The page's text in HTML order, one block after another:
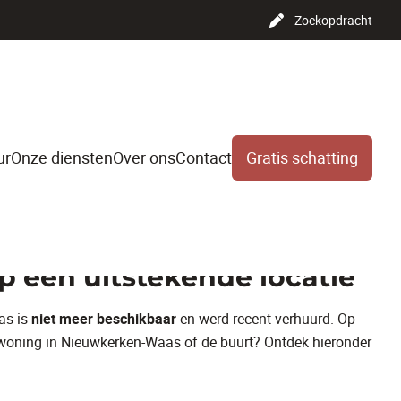
Zoekopdracht
Onze dienstenOver onsContact Gratis schatting
een uitstekende locatie
isniet meer beschikbaaren werd recent verhuurd. Op
in Nieuwkerken-Waas of de buurt? Ontdek hieronder